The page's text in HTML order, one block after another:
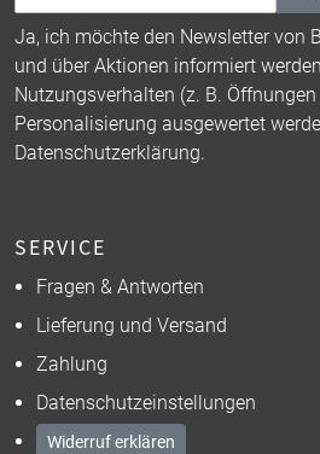
Ja, ich möchte den Newsletter von
und über Aktionen informiert
Nutzungsverhalten (z. B.
Personalisierung ausgewertet
Datenschutzerklärung.
SERVICE
Fragen & Antworten
Lieferung und Versand
Zahlung
Datenschutzeinstellungen
Widerruf erklären